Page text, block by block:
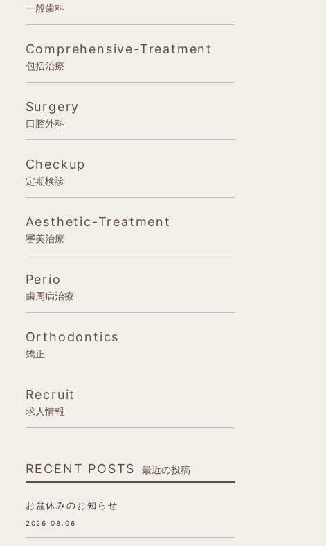
一般歯科
Comprehensive-Treatment
包括治療
Surgery
口腔外科
Checkup
定期検診
Aesthetic-Treatment
審美治療
Perio
歯周病治療
Orthodontics
矯正
Recruit
求人情報
RECENT POSTS 最近の投稿
お盆休みのお知らせ
2026.08.06